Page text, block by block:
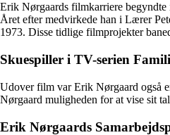
Erik Nørgaards filmkarriere
Året efter medvirkede han i Lærer
1973. Disse tidlige filmprojekter
Skuespiller i TV-serien
Udover film var Erik Nørgaard også
Nørgaard muligheden for at vise sit
Erik Nørgaards